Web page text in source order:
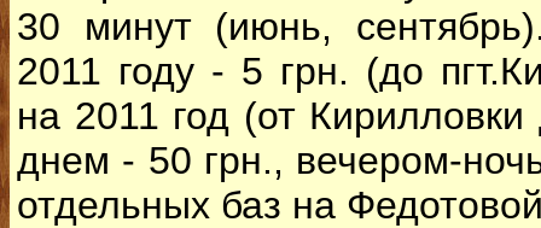
30 минут (июнь,
2011 году - 5 грн. (до
на 2011 год (от
днем - 50 грн., вечером-
отдельных баз на